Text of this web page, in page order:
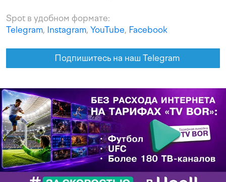
Spot в удобном формате:
Telegram, Instagram, YouTube, Facebook
Подпишитесь на наш Telegram